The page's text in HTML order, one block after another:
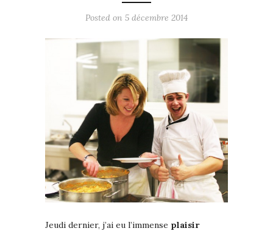
Posted on 5 décembre 2014
Jeudi dernier, j’ai eu l’immense plaisir